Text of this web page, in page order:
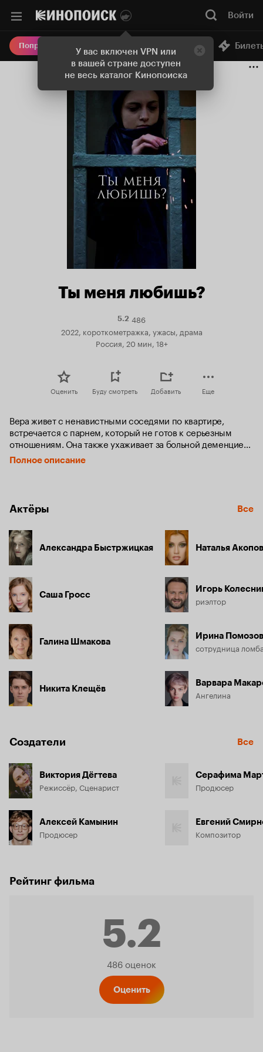
У вас включен VPN или
в вашей стране доступен
не весь каталог Кинопоиска
Войти
Попробовать Плюс Онлайн-кинотеатр
Ты меня любишь?
5.2Рейтинг
5.2
486
2022, короткометражка, ужасы, драма
Россия, 20 мин, 18+
Оценить Буду смотреть Добавить Еще
Вера живет с ненавистными соседями по квартире,
встречается с парнем, который не готов к серьезным
отношениям. Она также ухаживает за больной деменцией
бабушкой. Чтобы снять отдельную квартиру, Вера
задумывает украсть у нее дорогое кольцо.
Полное описание
Актёры Все
Александра Быстржицкая
Саша Гросс
Галина Шмакова
Никита Клещёв
Наталья
Игорь
риэлтор
Ирина
сотрудница
Варвара
Ангелина
Создатели Все
Виктория Дёгтева
Режиссёр, Сценарист
Алексей Камынин
Продюсер
Серафима
Продюсер
Евгений
Композитор
Рейтинг фильма
5.2
Рейтинг
486 оценок
Оценить